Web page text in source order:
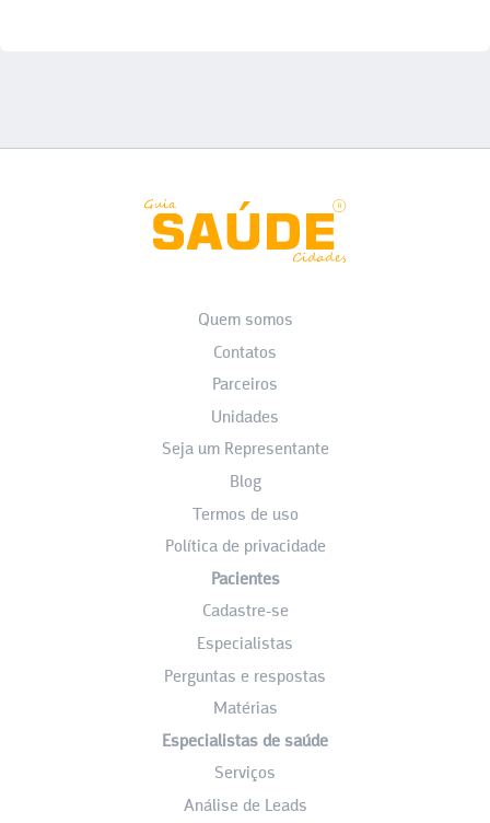
Quem somos
Contatos
Parceiros
Unidades
Seja um Representante
Blog
Termos de uso
Política de privacidade
Pacientes
Cadastre-se
Especialistas
Perguntas e respostas
Matérias
Especialistas de saúde
Serviços
Análise de Leads